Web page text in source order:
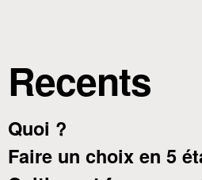
Recents
Quoi ?
Faire un choix en 5